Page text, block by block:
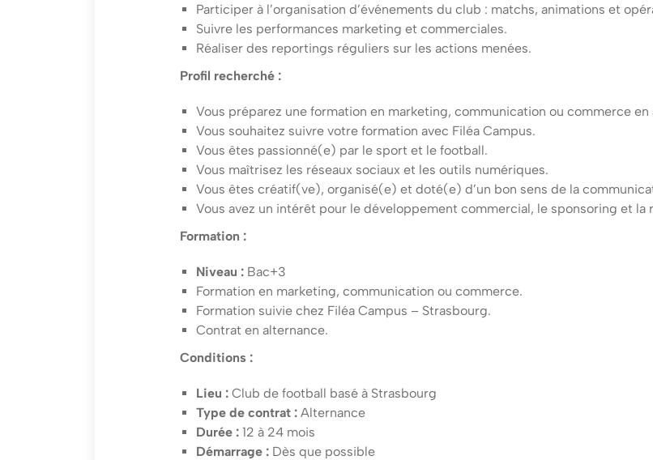
Participer à l’organisation d’événements du club : matchs, animations et
Suivre les performances marketing et commerciales.
Réaliser des reportings réguliers sur les actions menées.
Profil recherché :
Vous préparez une formation en marketing, communication ou commerce en
Vous souhaitez suivre votre formation avec Filéa Campus.
Vous êtes passionné(e) par le sport et le football.
Vous maîtrisez les réseaux sociaux et les outils numériques.
Vous êtes créatif(ve), organisé(e) et doté(e) d’un bon sens de la
Vous avez un intérêt pour le développement commercial, le sponsoring et la
Formation :
Niveau : Bac+3
Formation en marketing, communication ou commerce.
Formation suivie chez Filéa Campus – Strasbourg.
Contrat en alternance.
Conditions :
Lieu : Club de football basé à Strasbourg
Type de contrat : Alternance
Durée : 12 à 24 mois
Démarrage : Dès que possible